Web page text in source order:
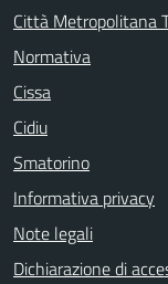
Città Metropolitana
Normativa
Cissa
Cidiu
Smatorino
Informativa privacy
Note legali
Dichiarazione di